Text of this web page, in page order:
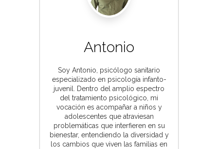
Antonio
Soy Antonio, psicólogo sanitario
especializado en psicología infanto-
juvenil. Dentro del amplio espectro
del tratamiento psicológico, mi
vocación es acompañar a niños y
adolescentes que atraviesan
problemáticas que interfieren en su
bienestar, entendiendo la diversidad y
los cambios que viven las familias en